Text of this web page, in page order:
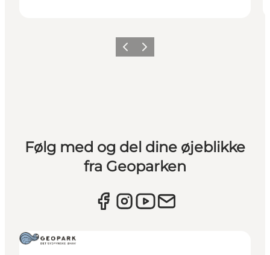
ForrigeNæste
Følg med og del dine øjeblikke
fra Geoparken